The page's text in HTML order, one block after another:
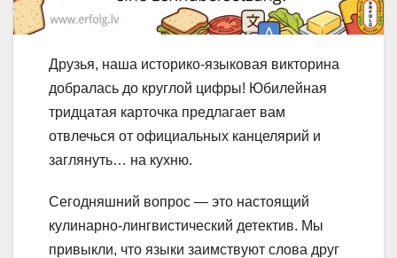
Друзья, наша историко-языковая викторина
добралась до круглой цифры! Юбилейная
тридцатая карточка предлагает вам
отвлечься от официальных канцелярий и
заглянуть… на кухню.
Сегодняшний вопрос — это настоящий
кулинарно-лингвистический детектив. Мы
привыкли, что языки заимствуют слова друг